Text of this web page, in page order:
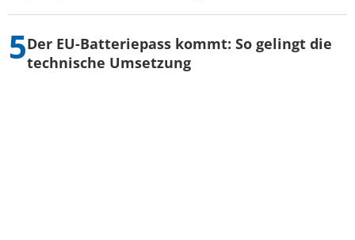
Der EU-Batteriepass kommt: So gelingt die
technische Umsetzung